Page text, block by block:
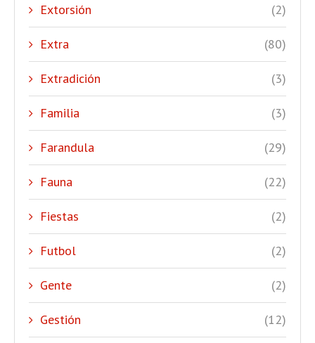
Extorsión (2)
Extra (80)
Extradición (3)
Familia (3)
Farandula (29)
Fauna (22)
Fiestas (2)
Futbol (2)
Gente (2)
Gestión (12)